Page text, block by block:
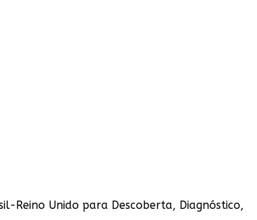
Reino Unido para Descoberta, Diagnóstico,